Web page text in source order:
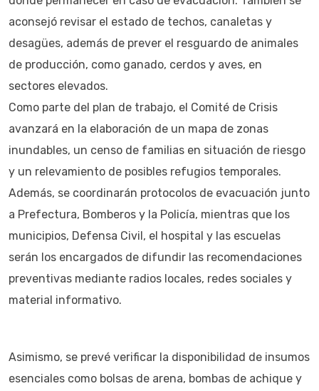
aconsejó revisar el estado de techos, canaletas y
desagües, además de prever el resguardo de animales
de producción, como ganado, cerdos y aves, en
sectores elevados.
Como parte del plan de trabajo, el Comité de Crisis
avanzará en la elaboración de un mapa de zonas
inundables, un censo de familias en situación de riesgo
y un relevamiento de posibles refugios temporales.
Además, se coordinarán protocolos de evacuación junto
a Prefectura, Bomberos y la Policía, mientras que los
municipios, Defensa Civil, el hospital y las escuelas
serán los encargados de difundir las recomendaciones
preventivas mediante radios locales, redes sociales y
material informativo.
Asimismo, se prevé verificar la disponibilidad de insumos
esenciales como bolsas de arena, bombas de achique y